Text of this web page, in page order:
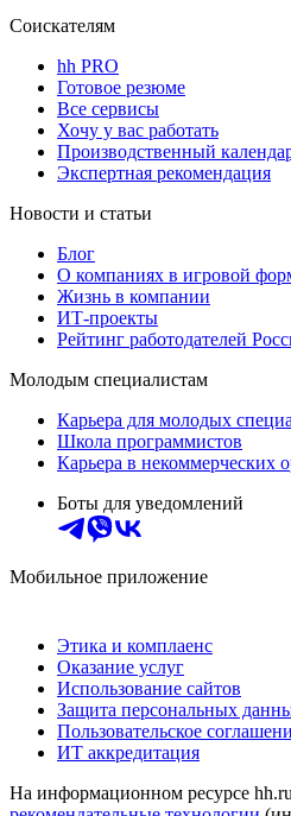
Соискателям
hh PRO
Готовое резюме
Все сервисы
Хочу у вас работать
Производственный
Экспертная рекомендация
Новости и статьи
Блог
О компаниях в игровой
Жизнь в компании
ИТ-проекты
Рейтинг работодателей
Молодым специалистам
Карьера для молодых
Школа программистов
Карьера в некоммерческих
Боты для уведомлений
Мобильное приложение
Этика и комплаенс
Оказание услуг
Использование сайтов
Защита персональных
Пользовательское
ИТ аккредитация
На информационном ресурсе hh.ru